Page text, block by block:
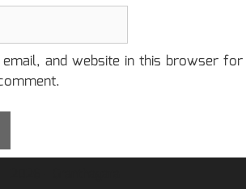
and website in this browser for